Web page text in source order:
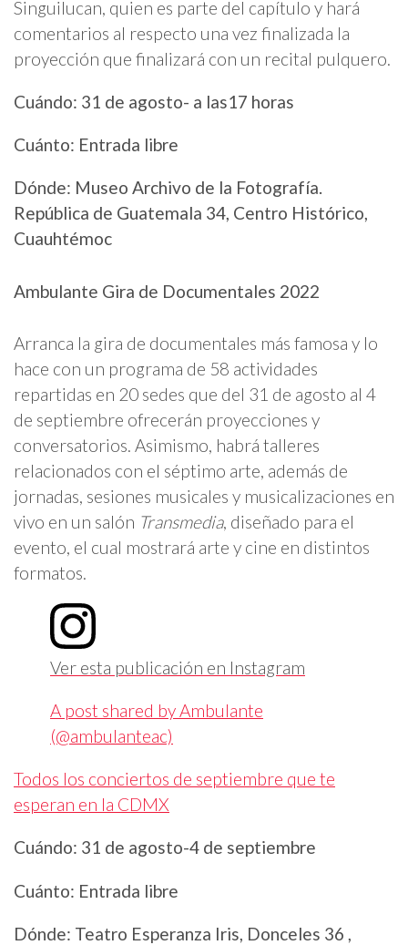
Singuilucan, quien es parte del capítulo y hará
comentarios al respecto una vez finalizada la
proyección que finalizará con un recital pulquero.
Cuándo: 31 de agosto- a las17 horas
Cuánto: Entrada libre
Dónde: Museo Archivo de la Fotografía.
República de Guatemala 34, Centro Histórico,
Cuauhtémoc
Ambulante Gira de Documentales 2022
Arranca la gira de documentales más famosa y lo
hace con un programa de 58 actividades
repartidas en 20 sedes que del 31 de agosto al 4
de septiembre ofrecerán proyecciones y
conversatorios. Asimismo, habrá talleres
relacionados con el séptimo arte, además de
jornadas, sesiones musicales y musicalizaciones en
vivo en un salón Transmedia, diseñado para el
evento, el cual mostrará arte y cine en distintos
formatos.
Ver esta publicación en Instagram
A post shared by Ambulante
(@ambulanteac)
Todos los conciertos de septiembre que te
esperan en la CDMX
Cuándo: 31 de agosto-4 de septiembre
Cuánto: Entrada libre
Dónde: Teatro Esperanza Iris, Donceles 36 ,